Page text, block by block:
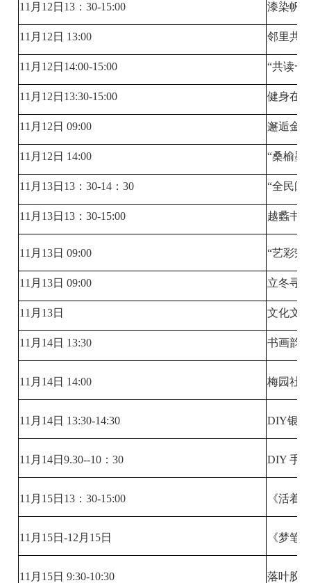
11月12日13：30-15:00 漆染帆
11月12日 13:00 邻里共
11月12日14:00-15:00 “共读一
11月12日13:30-15:00 健身在
11月12日 09:00 邂逅金
11月12日 14:00 “桑榆墨
11月13日13：30-14：30 “全民阅
11月13日13：30-15:00 越蠡书
11月13日 09:00 “艺彩荣
11月13日 09:00 立冬寻
11月13日 文化文
11月14日 13:30 书画韵
11月14日 14:00 梅园社
11月14日 13:30-14:30 DIY银
11月14日9.30--10：30 DIY 手
11月15日13：30-15:00 《活着
11月15日-12月15日 《梦笔
11月15日 9:30-10:30 落叶胶